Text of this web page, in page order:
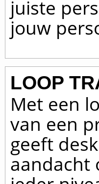
juiste
jouw
LOOP
Met een
van een
geeft
aandacht